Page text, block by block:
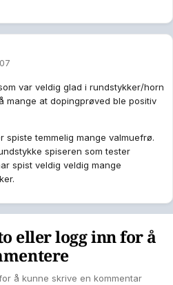
var veldig glad i rundstykker/horn
mange at dopingprøved ble positiv
spiste temmelig mange valmuefrø.
spiseren som tester
spist veldig veldig mange
eller logg inn for å
å kunne skrive en kommentar